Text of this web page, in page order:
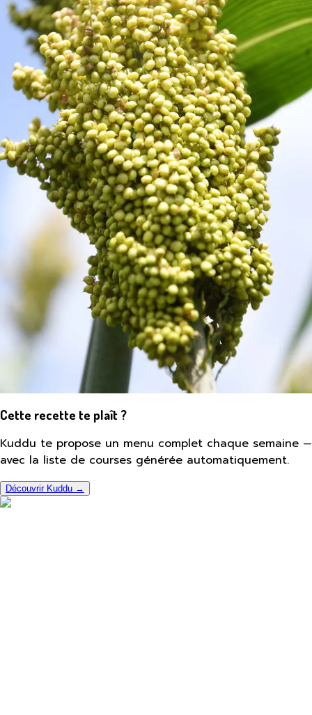
Cette recette te plaît ?
Kuddu te propose un menu complet chaque semaine —
avec la liste de courses générée automatiquement.
Découvrir Kuddu →